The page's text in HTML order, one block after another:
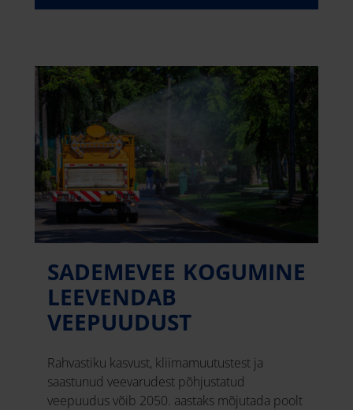
SADEMEVEE KOGUMINE
LEEVENDAB
VEEPUUDUST
Rahvastiku kasvust, kliimamuutustest ja
saastunud veevarudest põhjustatud
veepuudus võib 2050. aastaks mõjutada poolt